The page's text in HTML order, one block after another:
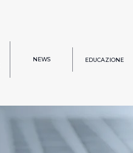
NEWS EDUCAZIONE